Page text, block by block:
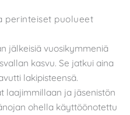
perinteiset puolueet
jälkeisiä vuosikymmeniä
kasvu. Se jatkui aina
lakipisteensä.
laajimmillaan ja jäsenistön
ohella käyttöönotettu